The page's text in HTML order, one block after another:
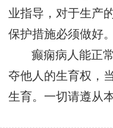
业指导，对于生产
保护措施必须做好。
癫痫病人能正
夺他人的生育权，
生育。一切请遵从